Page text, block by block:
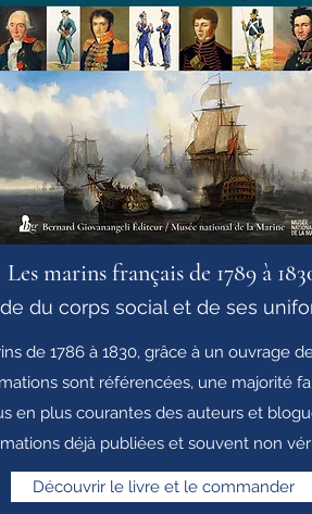
Les marins français de 1789 à
du corps social et de ses
de 1786 à 1830, grâce à un ouvrage
sont référencées, une majorité
en plus courantes des auteurs et
déjà publiées et souvent non
Découvrir le livre et le commander